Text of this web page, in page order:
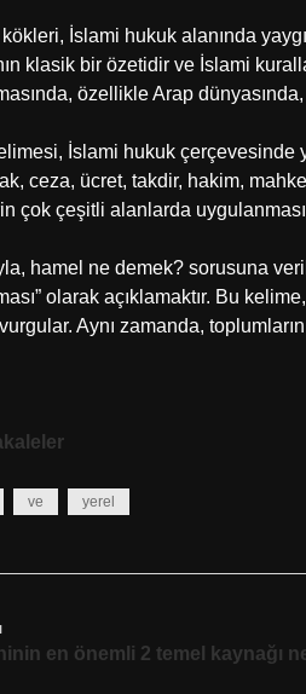
İslami hukuk alanında
klasik bir özetidir ve İslami
özellikle Arap
İslami hukuk çerçevesinde
ceza, ücret, takdir, hakim,
çok çeşitli alanlarda
hamel ne demek? sorusuna
olarak açıklamaktır. Bu
Aynı zamanda,
ve yerel
en önemli 2 temel kaynağı